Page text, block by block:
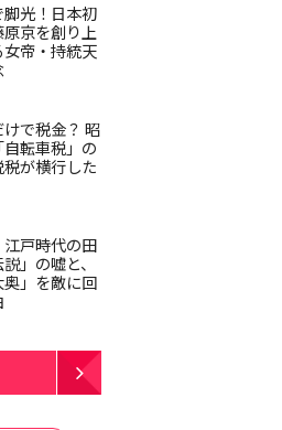
光！日本初
京を創り上
帝・持統天
で税金？ 昭
転車税」の
が横行した
戸時代の田
」の嘘と、
」を敵に回